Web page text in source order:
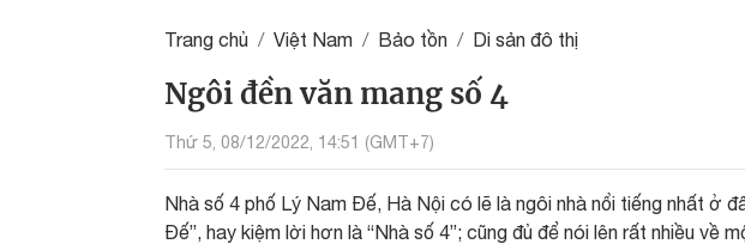
Trang chủ Việt Nam Bảo tồn Di sản đô thị
Ngôi đền văn mang số 4
Thứ 5, 08/12/2022, 14:51 (GMT+7)
Nhà số 4 phố Lý Nam Đế, Hà Nội có lẽ là ngôi nhà nổi tiếng nhất ở
Đế”, hay kiệm lời hơn là “Nhà số 4”; cũng đủ để nói lên rất nhiều về